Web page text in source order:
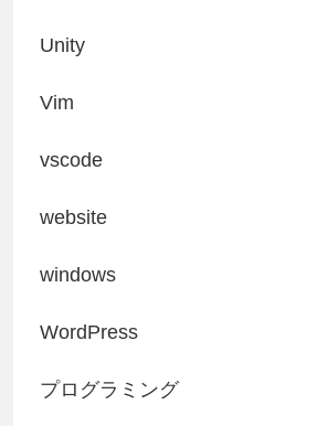
Unity
Vim
vscode
website
windows
WordPress
プログラミング